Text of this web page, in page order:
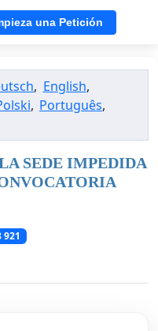
una Petición
, English,
, Português,
SEDE IMPEDIDA
921